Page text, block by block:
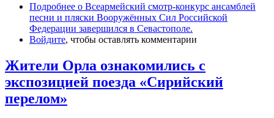
Подробнее о Всеармейский смотр-конкурс ансамблей
песни и пляски Вооружённых Сил Российской
Федерации завершился в Севастополе.
Войдите, чтобы оставлять комментарии
Жители Орла ознакомились с
экспозицией поезда «Сирийский
перелом»